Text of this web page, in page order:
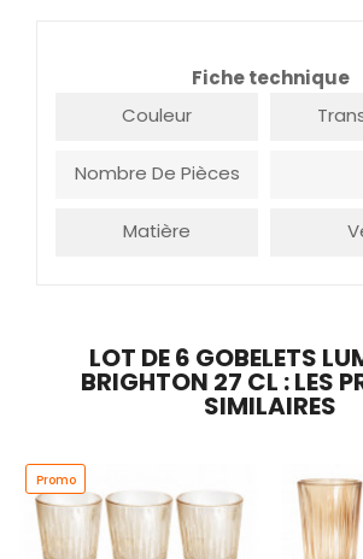
Fiche technique
Couleur
Nombre De Pièces
Matière
LOT DE 6 GOBELETS
BRIGHTON 27 CL : LES
SIMILAIRES
Promo